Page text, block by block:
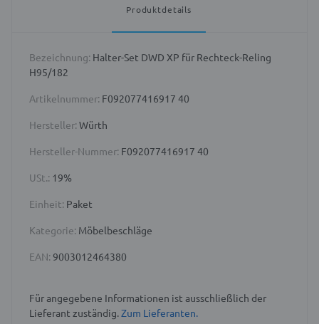
Produktdetails
Bezeichnung: Halter-Set DWD XP für Rechteck-Reling
H95/182
Artikelnummer: F092077416917 40
Hersteller: Würth
Hersteller-Nummer: F092077416917 40
USt.: 19%
Einheit: Paket
Kategorie: Möbelbeschläge
EAN: 9003012464380
Für angegebene Informationen ist ausschließlich der
Lieferant zuständig.Zum Lieferanten.